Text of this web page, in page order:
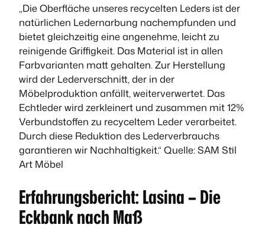
„Die Oberfläche unseres recycelten Leders ist der
natürlichen Ledernarbung nachempfunden und
bietet gleichzeitig eine angenehme, leicht zu
reinigende Griffigkeit. Das Material ist in allen
Farbvarianten matt gehalten. Zur Herstellung
wird der Lederverschnitt, der in der
Möbelproduktion anfällt, weiterverwertet. Das
Echtleder wird zerkleinert und zusammen mit 12%
Verbundstoffen zu recyceltem Leder verarbeitet.
Durch diese Reduktion des Lederverbrauchs
garantieren wir Nachhaltigkeit.“Quelle: SAM Stil
Art Möbel
Erfahrungsbericht: Lasina – Die
Eckbank nach Maß